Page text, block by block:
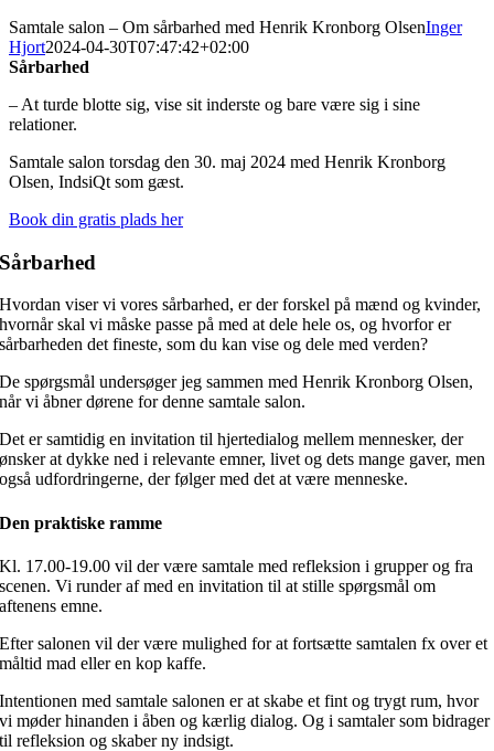
Samtale salon – Om sårbarhed med Henrik Kronborg OlsenInger
Hjort2024-04-30T07:47:42+02:00
Sårbarhed
– At turde blotte sig, vise sit inderste og bare være sig i sine
relationer.
Samtale salon torsdag den 30. maj 2024 med Henrik Kronborg
Olsen, IndsiQt som gæst.
Book din gratis plads her
Sårbarhed
Hvordan viser vi vores sårbarhed, er der forskel på mænd og kvinder,
hvornår skal vi måske passe på med at dele hele os, og hvorfor er
sårbarheden det fineste, som du kan vise og dele med verden?
De spørgsmål undersøger jeg sammen med Henrik Kronborg Olsen,
når vi åbner dørene for denne samtale salon.
Det er samtidig en invitation til hjertedialog mellem mennesker, der
ønsker at dykke ned i relevante emner, livet og dets mange gaver, men
også udfordringerne, der følger med det at være menneske.
Den praktiske ramme
Kl. 17.00-19.00 vil der være samtale med refleksion i grupper og fra
scenen. Vi runder af med en invitation til at stille spørgsmål om
aftenens emne.
Efter salonen vil der være mulighed for at fortsætte samtalen fx over et
måltid mad eller en kop kaffe.
Intentionen med samtale salonen er at skabe et fint og trygt rum, hvor
vi møder hinanden i åben og kærlig dialog. Og i samtaler som bidrager
til refleksion og skaber ny indsigt.